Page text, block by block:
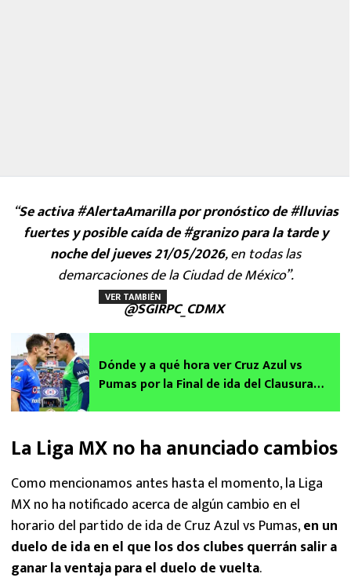
“Se activa #AlertaAmarilla por pronóstico de #lluvias
fuertes y posible caída de #granizo para la tarde y
noche del jueves 21/05/2026, en todas las
demarcaciones de la Ciudad de México”.
@SGIRPC_CDMX
VER TAMBIÉN
Dónde y a qué hora ver Cruz Azul vs
Pumas por la Final de ida del Clausura
La Liga MX no ha anunciado cambios
Como mencionamos antes hasta el momento, la Liga
MX no ha notificado acerca de algún cambio en el
horario del partido de ida de Cruz Azul vs Pumas,en un
duelo de ida en el que los dos clubes querrán salir a
ganar la ventaja para el duelo de vuelta.